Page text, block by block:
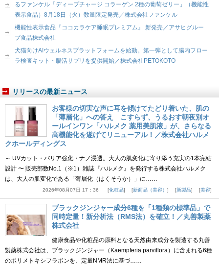
るファンケル「ディープチャージ コラーゲン 2種の葡萄ゼリー」（機能性
表示食品）8月18日（火）数量限定発売／株式会社ファンケル
機能性表示食品『ココカラケア睡眠プレミアム』 新発売／アサヒグルー
プ食品株式会社
犬猫向けAIウェルネスプラットフォームを始動。第一弾として腸内フロー
ラ検査キット・腸活サプリを提供開始／株式会社PETOKOTO
リリースの最新ニュース
お客様の切実な声に耳を傾けてたどり着いた、肌の
「薄層化」への答え こすらず、うるおす朝夜別オ
ールインワン「ハルメク 薬用美肌液」が、さらなる
高機能化を遂げてリニューアル！／株式会社ハルメ
クホールディングス
～ UVカット・バリア強化・ナノ浸透。大人の肌変化に寄り添う充実の1本完結
設計 〜 販売部数No.1（※1）雑誌『ハルメク』を発行する株式会社ハルメク
は、大人の肌変化である「薄層化（はくそうか）」に……
2026年08月07日 17：36 化粧品 新商品（美容） 新製品 美容
ブラックジンジャー成分6種を「1種類の標準品」で
同時定量！新分析法（RMS法）を確立！／丸善製薬
株式会社
健康食品や化粧品の原料となる天然由来成分を製造する丸善
製薬株式会社は、ブラックジンジャー（Kaempferia parviflora）に含まれる6種
のポリメトキシフラボンを、定量NMR法に基づ……